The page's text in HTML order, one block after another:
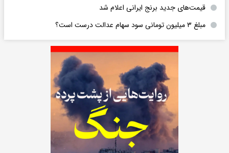
قیمت‌های جدید برنج ایرانی اعلام شد
مبلغ ۳ میلیون تومانی سود سهام عدالت درست است؟